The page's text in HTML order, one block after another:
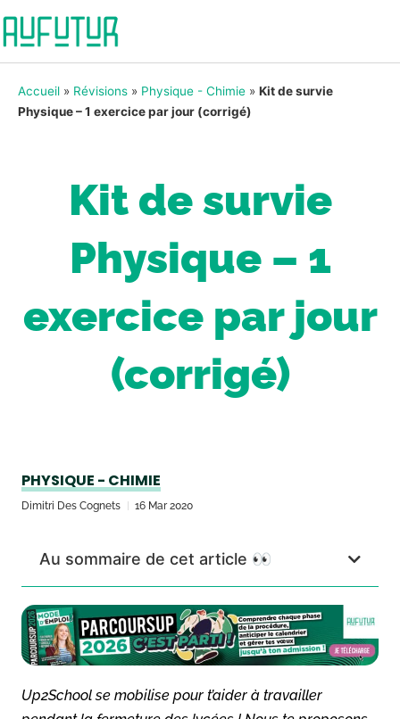
Accueil » Révisions » Physique - Chimie » Kit de survie
Physique – 1 exercice par jour (corrigé)
Kit de survie
Physique – 1
exercice par jour
(corrigé)
PHYSIQUE - CHIMIE
Dimitri Des Cognets 16 Mar 2020
Au sommaire de cet article 👀
Up2School se mobilise pour t’aider à travailler